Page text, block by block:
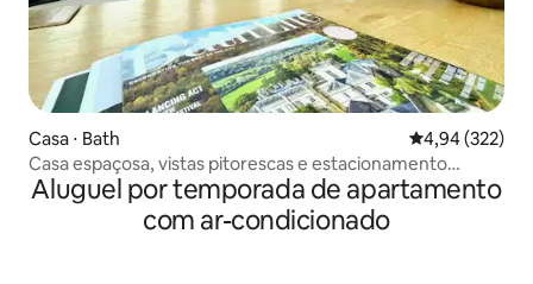
Casa ⋅ Bath 4,94 de uma
4,94 (322)
Casa espaçosa, vistas pitorescas e estacionamento
gratuito
Aluguel por temporada de apartamento
com ar-condicionado